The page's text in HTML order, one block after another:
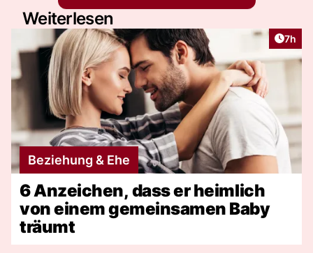
Weiterlesen
7h
Beziehung & Ehe
6 Anzeichen, dass er heimlich
von einem gemeinsamen Baby
träumt